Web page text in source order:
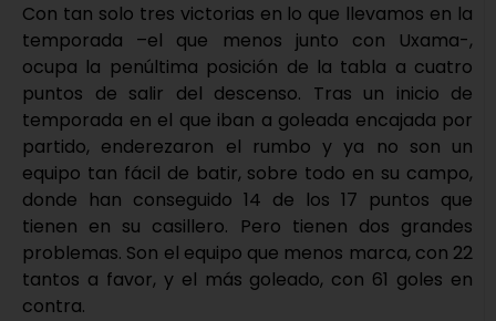
Con tan solo tres victorias en lo que llevamos en la
temporada –el que menos junto con Uxama-,
ocupa la penúltima posición de la tabla a cuatro
puntos de salir del descenso. Tras un inicio de
temporada en el que iban a goleada encajada por
partido, enderezaron el rumbo y ya no son un
equipo tan fácil de batir, sobre todo en su campo,
donde han conseguido 14 de los 17 puntos que
tienen en su casillero. Pero tienen dos grandes
problemas. Son el equipo que menos marca, con 22
tantos a favor, y el más goleado, con 61 goles en
contra.